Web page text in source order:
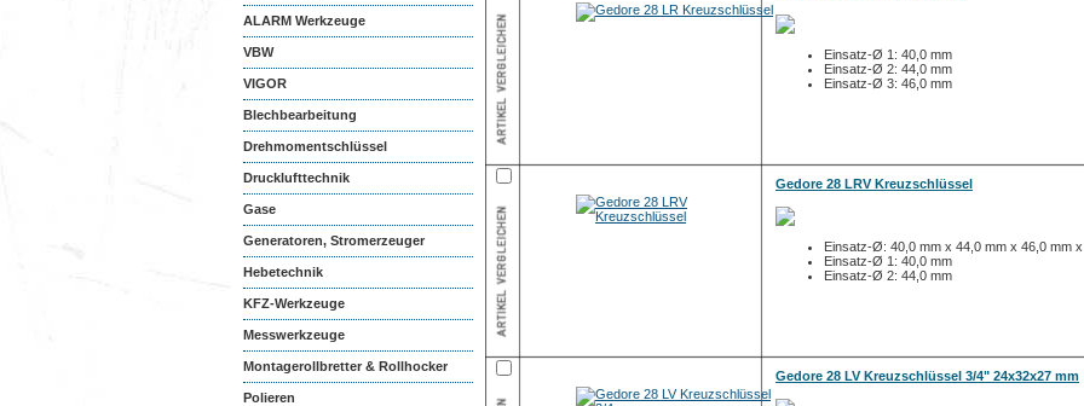
ALARM Werkzeuge
VBW
VIGOR
Blechbearbeitung
Drehmomentschlüssel
Drucklufttechnik
Gase
Generatoren, Stromerzeuger
Hebetechnik
KFZ-Werkzeuge
Messwerkzeuge
Montagerollbretter & Rollhocker
Polieren
Einsatz-Ø 1: 40,0 mm
Einsatz-Ø 2: 44,0 mm
Einsatz-Ø 3: 46,0 mm
Gedore 28 LRV Kreuzschlüssel
Einsatz-Ø: 40,0 mm x 44,0 mm x 46,0 mm
Einsatz-Ø 1: 40,0 mm
Einsatz-Ø 2: 44,0 mm
Gedore 28 LV Kreuzschlüssel 3/4" 24x32x27 mm